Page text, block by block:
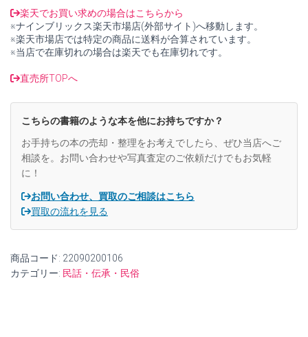
ト
ル
コ
の
話
古】
楽天でお買い求めの場合はこちらから
※ナインブリックス楽天市場店(外部サイト)へ移動します。
※楽天市場店では特定の商品に送料が合算されています。
※当店で在庫切れの場合は楽天でも在庫切れです。
直売所TOPへ
こちらの書籍のような本を他にお持ちですか？
お手持ちの本の売却・整理をお考えでしたら、ぜひ当店へご
相談を。お問い合わせや写真査定のご依頼だけでもお気軽
に！
お問い合わせ、買取のご相談はこちら
買取の流れを見る
商品コード: 22090200106
カテゴリー: 民話・伝承・民俗